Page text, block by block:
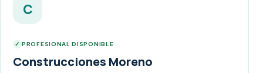
C
PROFESIONAL DISPONIBLE
Construcciones Moreno